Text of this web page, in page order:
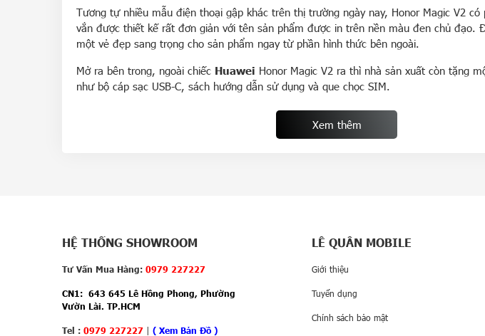
Tương tự nhiều mẫu điện thoại gập khác trên thị trường ngày nay, Honor Magic V2 có
vắn được thiết kế rất đơn giản với tên sản phẩm được in trên nền màu đen chủ đạo.
một vẻ đẹp sang trọng cho sản phẩm ngay từ phần hình thức bên ngoài.
Mở ra bên trong, ngoài chiếc Huawei Honor Magic V2 ra thì nhà sản xuất còn tặng
như bộ cáp sạc USB-C, sách hướng dẫn sử dụng và que chọc SIM.
Chưa hết, Magic V2 còn được đi kèm với một chiếc bút cảm ứng Honor Magic-Pen để
mái ghi chú, vẽ trên màn hình mà không phải tốn nhiều thời gian và chi phí để tìm
Màn hình phụ: Kích thước 6.43 inch, tấm nền OLED, độ phân giải 2.376 x
Hz, HDR10+, LTPO, độ sáng 2500 nits.
CPU: Snapdragon 8 Gen 2.
Bộ nhớ trong: 256 GB hoặc 512 GB.
Camera sau: Chính 50 MP + góc siêu rộng 50 MP + tele 20 MP.
Camera trước: 16 MP.
Xem thêm
HỆ THỐNG SHOWROOM
Tư Vấn Mua Hàng: 0979 227227
CN1: 643 645 Lê Hồng Phong, Phường
Vườn Lài. TP.HCM
Tel : 0979 227227 ( Xem Bản Đồ )
LÊ QUÂN MOBILE
Giới thiệu
Tuyển dụng
Chính sách bảo mật